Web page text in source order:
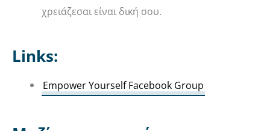
χρειάζεσαι είναι δική σου.
Links:
Empower Yourself Facebook Group